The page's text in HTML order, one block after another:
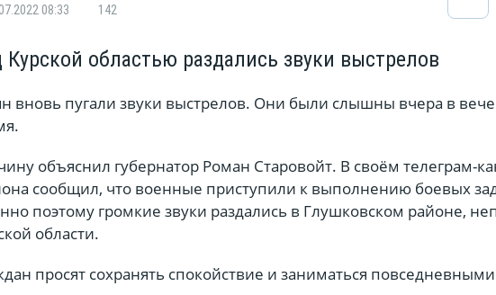
08:33
142
Курской областью раздались звуки выстрелов
вновь пугали звуки выстрелов. Они были слышны вчера в
объяснил губернатор Роман Старовойт. В своём телеграм-
сообщил, что военные приступили к выполнению боевых
поэтому громкие звуки раздались в Глушковском районе,
области.
просят сохранять спокойствие и заниматься